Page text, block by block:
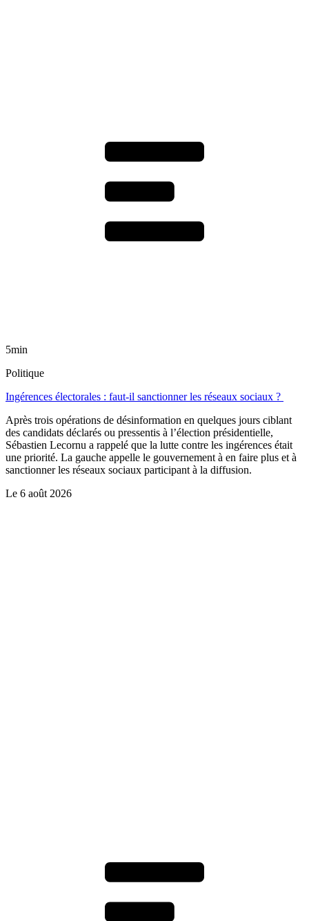
5min
Politique
Ingérences électorales : faut-il sanctionner les réseaux sociaux ?
Après trois opérations de désinformation en quelques jours ciblant
des candidats déclarés ou pressentis à l’élection présidentielle,
Sébastien Lecornu a rappelé que la lutte contre les ingérences était
une priorité. La gauche appelle le gouvernement à en faire plus et à
sanctionner les réseaux sociaux participant à la diffusion.
Le 6 août 2026